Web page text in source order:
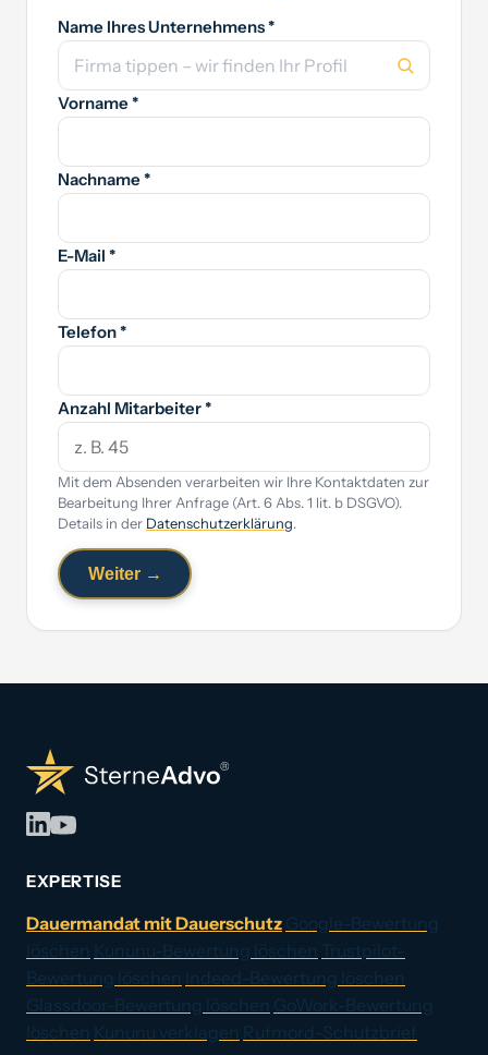
Name Ihres Unternehmens *
Vorname *
Nachname *
E-Mail *
Telefon *
Anzahl Mitarbeiter *
Mit dem Absenden verarbeiten wir Ihre Kontaktdaten zur
Bearbeitung Ihrer Anfrage (Art. 6 Abs. 1 lit. b DSGVO).
Details in der Datenschutzerklärung.
Weiter →
EXPERTISE
Dauermandat mit Dauerschutz Google-Bewertung
löschen Kununu-Bewertung löschen Trustpilot-
Bewertung löschen Indeed-Bewertung löschen
Glassdoor-Bewertung löschen GoWork-Bewertung
löschen Kununu verklagen Rufmord-Schutzbrief